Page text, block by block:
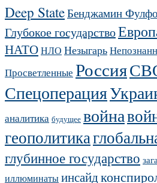
Deep StateБенджамин
Глубокое государство
НАТОНЛО Незыгарь
Просветленные Россия
Спецоперация
аналитика будущее война
геополитика
глубинное государство
иллюминатыинсайд